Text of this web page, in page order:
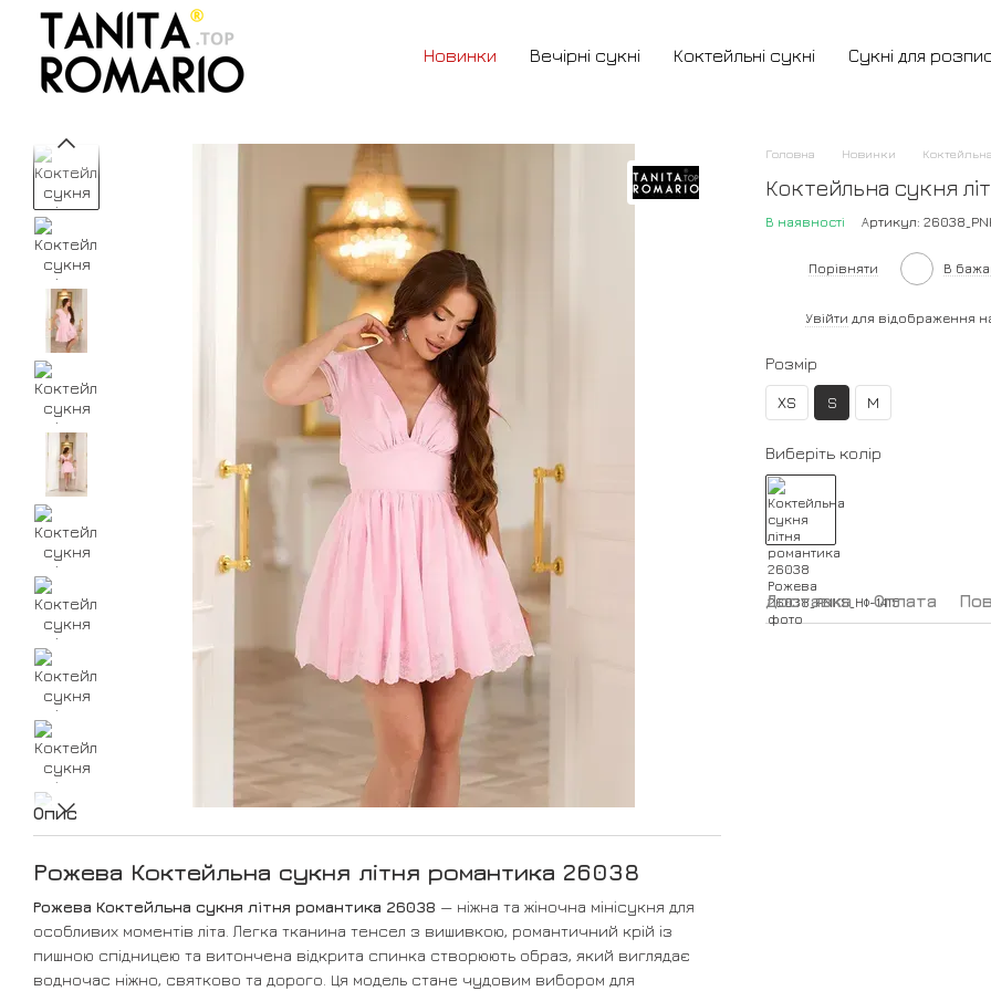
Перейти до основного контенту
Новинки Вечірні сукні Коктейльні сукні Сукні для
Опис
Рожева Коктейльна сукня літня романтика 26038
Рожева Коктейльна сукня літня романтика 26038 — ніжна та жіночна мінісукня для
особливих моментів літа. Легка тканина тенсел з вишивкою, романтичний крій із
пишною спідницею та витончена відкрита спинка створюють образ, який виглядає
водночас ніжно, святково та дорого. Ця модель стане чудовим вибором для
Головна Новинки
Коктейльна сукня
В наявності Артикул:
Порівняти В
Увійти для відображення
Розмір
XS S M
Виберіть колір
Доставка Оплата